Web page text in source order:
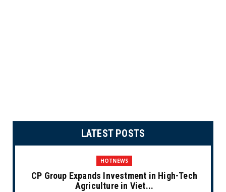
LATEST POSTS
HOTNEWS
CP Group Expands Investment in High-Tech
Agriculture in Viet...